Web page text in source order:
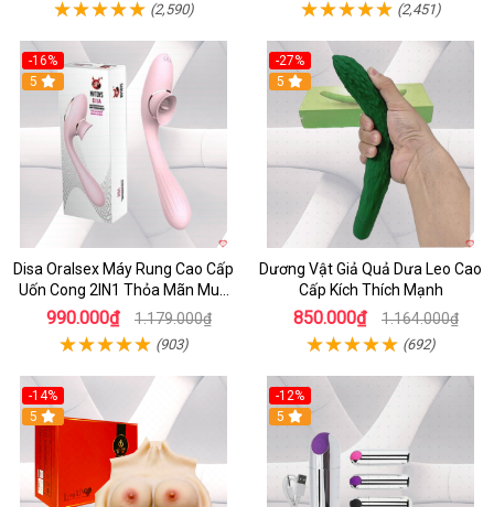
(2,590) (2,451)
-16%
5
Disa Oralsex Máy Rung Cao Cấp
Uốn Cong 2IN1 Thỏa Mãn Mua
Ngay
990.000₫ 1.179.000₫
(903)
-27%
5
Dương Vật Giả Quả Dưa Leo Cao
Cấp Kích Thích Mạnh
850.000₫ 1.164.000₫
(692)
-14%
5
-12%
5